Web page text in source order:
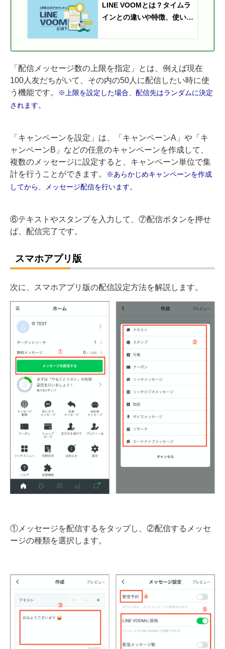
LINE VOOMとは？タイムラ
インとの違いや特徴、使い方
「配信メッセージ数の上限を指定」とは、例えば現在
100人友だちがいて、その内の50人に配信したい時に使
う機能です。
※上限を設定した場合、配信先はランダムに決定
されます。
「キャンペーンを設定」は、「キャンペーンA」や「キ
ャンペーンB」などの任意のキャンペーンを作成して、
複数のメッセージに設定すると、キャンペーン単位で集
計を行うことができます。
※あらかじめキャンペーンを作成
してから、メッセージ配信を行います。
⑥テキストやスタンプを入力して、⑦配信ボタンを押せ
ば、配信完了です。
スマホアプリ版
次に、スマホアプリ版の配信設定方法を解説します。
①メッセージを配信するをタップし、②配信するメッセ
ージの種類を選択します。